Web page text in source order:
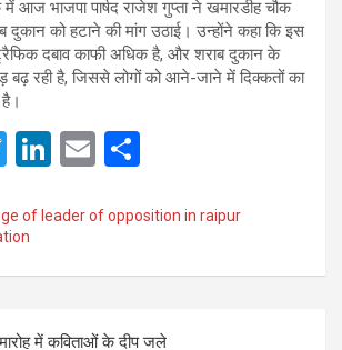
आज भाजपा पार्षद राजेश गुप्ता ने खमारडीह चौक
दुकान को हटाने की मांग उठाई। उन्होंने कहा कि इस
दबाव काफी अधिक है, और शराब दुकान के
बढ़ रही है, जिससे लोगों को आने-जाने में दिक्कतों का
T
tt
er
Li
ke
n
E
ail ar
of leader of opposition in raipur
में कविताओं के दीप जले